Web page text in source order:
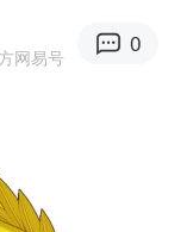
名创优品一次性内裤 颜面尽失
网易号
0